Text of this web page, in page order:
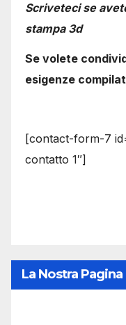
Scriveteci se
stampa 3d
Se volete
esigenze
[contact-form-7
contatto 1″]
La Nostra